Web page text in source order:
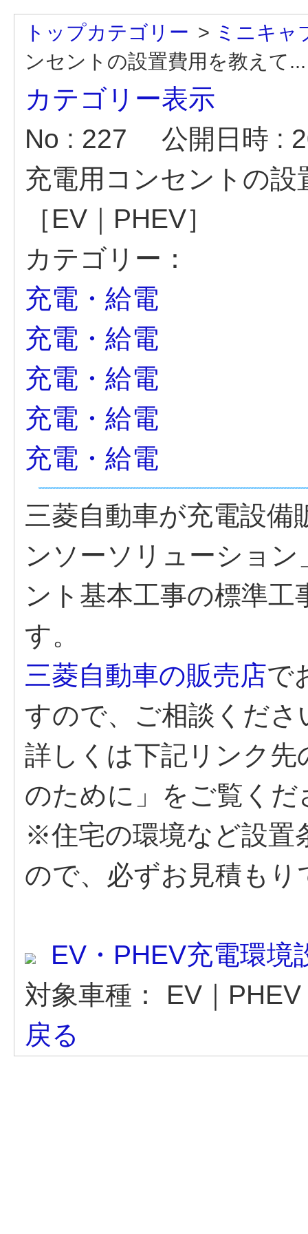
トップカテゴリー > ミニキャ
ンセントの設置費用を教えて...
カテゴリー表示
No : 227
公開日時 :
充電用コンセントの
［EV｜PHEV］
カテゴリー：
充電・給電
充電・給電
充電・給電
充電・給電
充電・給電
三菱自動車が充電設
ンソーソリューショ
ント基本工事の標準
す。
三菱自動車の販売店で
すので、ご相談くださ
詳しくは下記リンク先
のために」をご覧くだ
※住宅の環境など設置
ので、必ずお見積も
EV・PHEV充電環境
対象車種：
EV｜PHEV
戻る